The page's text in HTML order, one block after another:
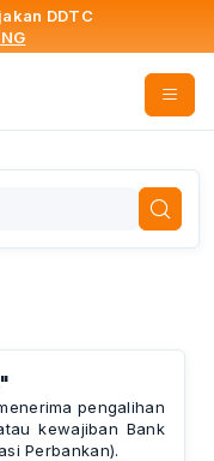
DDTC
"
pengalihan
kewajiban Bank
Perbankan).